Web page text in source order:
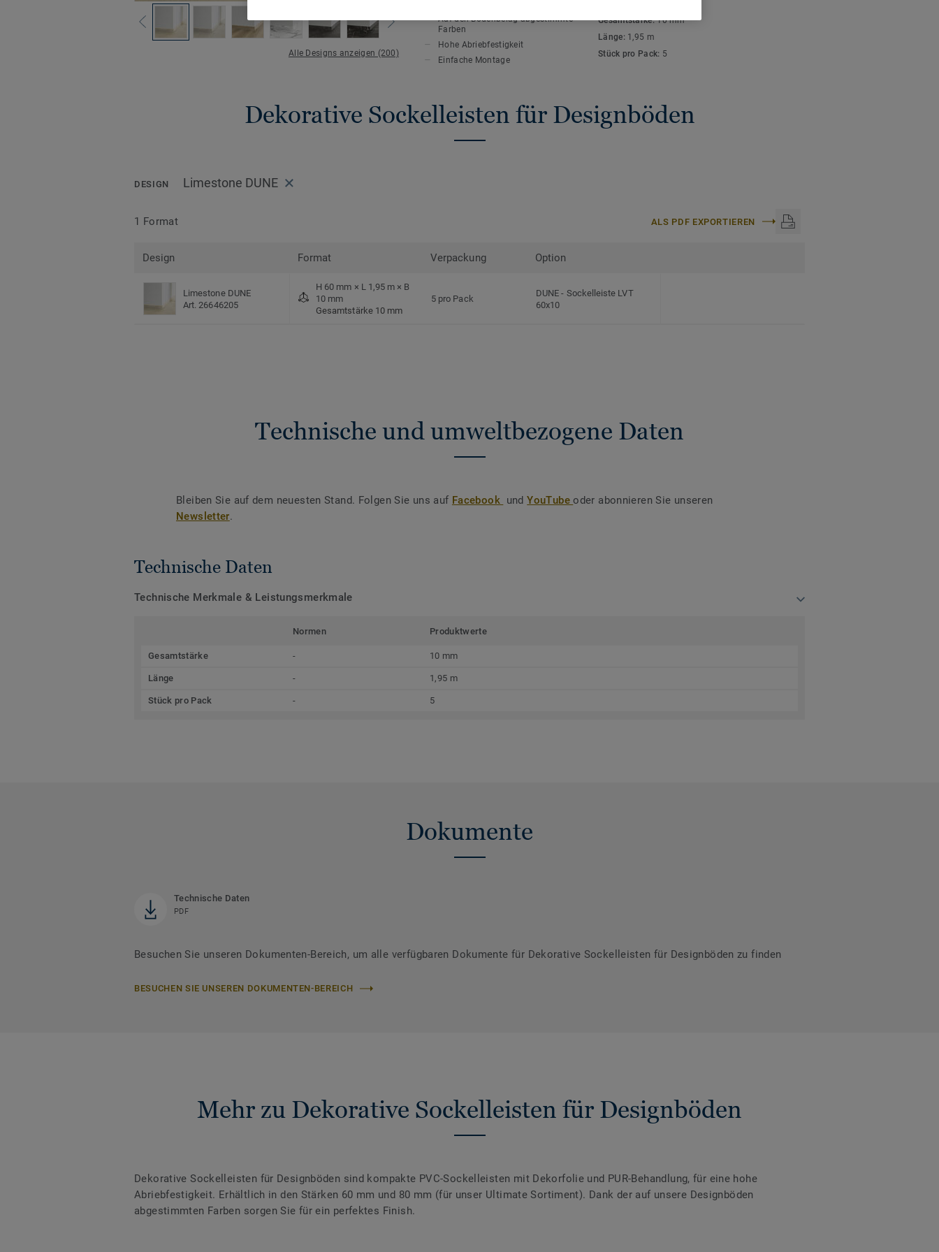
Alle Designs anzeigen (200)
Auf den Bodenbelag abgestimmte
Farben
Hohe Abriebfestigkeit
Einfache Montage
Gesamtstärke:10 mm
Länge: 1,95 m
Stück pro Pack: 5
Dekorative Sockelleisten für Designböden
DESIGN Limestone DUNE
1 Format ALS PDF EXPORTIEREN
Design Format Verpackung Option
Limestone DUNE
Art. 26646205
H 60 mm × L 1,95 m × B
10 mm
Gesamtstärke 10 mm
5 pro Pack
DUNE- Sockelleiste LVT
60x10
Technische und umweltbezogene Daten
Bleiben Sie auf dem neuesten Stand. Folgen Sie uns auf Facebook undYouTubeoder abonnieren Sie unseren
Newsletter.
Technische Daten
Technische Merkmale & Leistungsmerkmale
Normen Produktwerte
Gesamtstärke - 10 mm
Länge - 1,95 m
Stück pro Pack - 5
Dokumente
Technische Daten
PDF
Besuchen Sie unseren Dokumenten-Bereich, um alle verfügbaren Dokumente für Dekorative Sockelleisten für Designböden zu finden
BESUCHEN SIE UNSEREN DOKUMENTEN-BEREICH
Mehr zu Dekorative Sockelleisten für Designböden
Dekorative Sockelleisten für Designböden sind kompakte PVC-Sockelleisten mit Dekorfolie und PUR-Behandlung, für eine hohe
Abriebfestigkeit. Erhältlich in den Stärken 60 mm und 80 mm (für unser Ultimate Sortiment). Dank der auf unsere Designböden
abgestimmten Farben sorgen Sie für ein perfektes Finish.